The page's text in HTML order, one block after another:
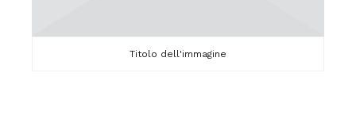
Titolo dell'immagine